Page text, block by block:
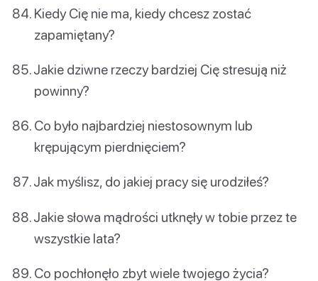
Kiedy Cię nie ma, kiedy chcesz zostać
zapamiętany?
Jakie dziwne rzeczy bardziej Cię stresują niż
powinny?
Co było najbardziej niestosownym lub
krępującym pierdnięciem?
Jak myślisz, do jakiej pracy się urodziłeś?
Jakie słowa mądrości utknęły w tobie przez te
wszystkie lata?
Co pochłonęło zbyt wiele twojego życia?